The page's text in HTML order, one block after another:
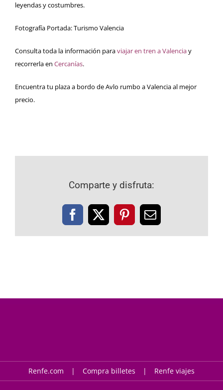
leyendas y costumbres.
Fotografía Portada:Turismo Valencia
Consulta toda la información paraviajar en tren a Valenciay
recorrerla en Cercanías.
Encuentra tu plaza a bordo deAvlo rumbo a Valencia al mejor
precio.
Comparte y disfruta:
Facebook
X PinterestCorreo
Renfe.com Compra billetes Renfe viajes